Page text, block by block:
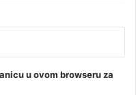
u ovom browseru za